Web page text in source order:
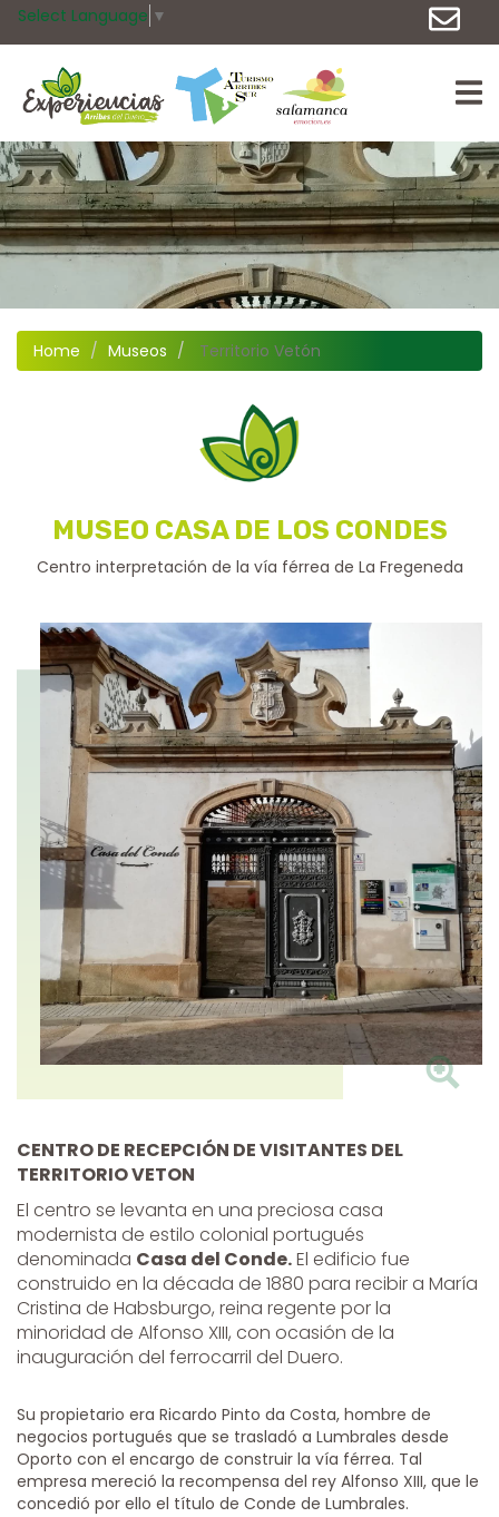
Select Language ▼
Home Museos Territorio Vetón
MUSEO CASA DE LOS CONDES
Centro interpretación de la vía férrea de La Fregeneda
CENTRO DE RECEPCIÓN DE VISITANTES DEL
TERRITORIO VETON
El centro se levanta en una preciosa casa
modernista de estilo colonial portugués
denominada Casa del Conde.El edificio fue
construido en la década de 1880 para recibir a María
Cristina de Habsburgo, reina regente por la
minoridad de Alfonso XIII, con ocasión de la
inauguración del ferrocarril del Duero.
Su propietario era Ricardo Pinto da Costa, hombre de
negocios portugués que se trasladó a Lumbrales desde
Oporto con el encargo de construir la vía férrea. Tal
empresa mereció la recompensa del rey Alfonso XIII, que le
concedió por ello el título de Conde de Lumbrales.